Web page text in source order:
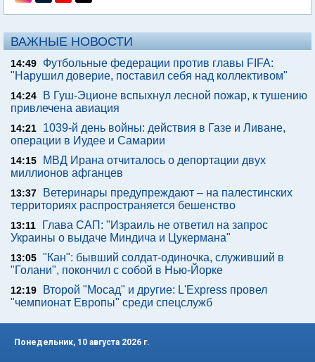
ВАЖНЫЕ НОВОСТИ
14:49
Футбольные федерации против главы FIFA:
"Нарушил доверие, поставил себя над коллективом"
14:24
В Гуш-Эционе вспыхнул лесной пожар, к тушению
привлечена авиация
14:21
1039-й день войны: действия в Газе и Ливане,
операции в Иудее и Самарии
14:15
МВД Ирана отчиталось о депортации двух
миллионов афганцев
13:37
Ветеринары предупреждают – на палестинских
территориях распространяется бешенство
13:11
Глава САП: "Израиль не ответил на запрос
Украины о выдаче Миндича и Цукермана"
13:05 "Кан": бывший солдат-одиночка, служивший в
"Голани", покончил с собой в Нью-Йорке
12:19
Второй "Мосад" и другие: L'Express провел
"чемпионат Европы" среди спецслужб
Понедельник, 10 августа 2026 г.